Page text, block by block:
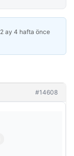
2 ay 4 hafta önce
#14608